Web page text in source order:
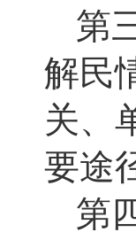
第
解民
关、
要途
第